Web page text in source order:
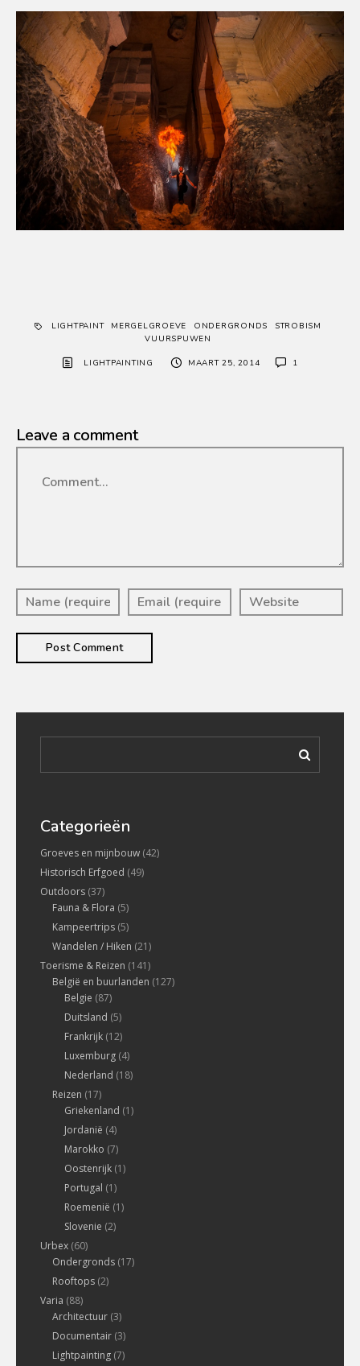
LIGHTPAINT MERGELGROEVE ONDERGRONDS
STROBISM
VUURSPUWEN
LIGHTPAINTING MAART 25, 2014 1
Leave a comment
Categorieën
Groeves en mijnbouw (42)
Historisch Erfgoed (49)
Outdoors (37)
Fauna & Flora (5)
Kampeertrips (5)
Wandelen / Hiken (21)
Toerisme & Reizen (141)
België en buurlanden (127)
Belgie (87)
Duitsland (5)
Frankrijk (12)
Luxemburg (4)
Nederland (18)
Reizen (17)
Griekenland (1)
Jordanië (4)
Marokko (7)
Oostenrijk (1)
Portugal (1)
Roemenië (1)
Slovenie (2)
Urbex (60)
Ondergronds (17)
Rooftops (2)
Varia (88)
Architectuur (3)
Documentair (3)
Lightpainting (7)